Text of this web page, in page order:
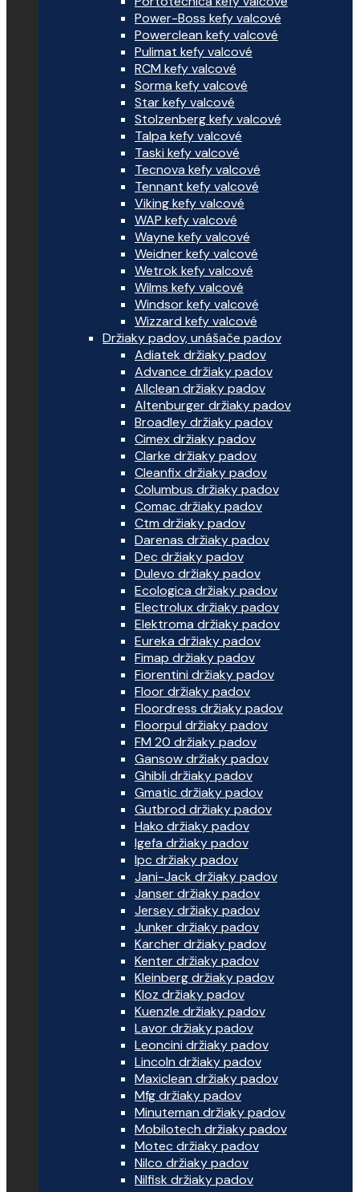
Power-Boss kefy valcové
Powerclean kefy valcové
Pulimat kefy valcové
RCM kefy valcové
Sorma kefy valcové
Star kefy valcové
Stolzenberg kefy valcové
Talpa kefy valcové
Taski kefy valcové
Tecnova kefy valcové
Tennant kefy valcové
Viking kefy valcové
WAP kefy valcové
Wayne kefy valcové
Weidner kefy valcové
Wetrok kefy valcové
Wilms kefy valcové
Windsor kefy valcové
Wizzard kefy valcové
Držiaky padov, unášače padov
Adiatek držiaky padov
Advance držiaky padov
Allclean držiaky padov
Altenburger držiaky padov
Broadley držiaky padov
Cimex držiaky padov
Clarke držiaky padov
Cleanfix držiaky padov
Columbus držiaky padov
Comac držiaky padov
Ctm držiaky padov
Darenas držiaky padov
Dec držiaky padov
Dulevo držiaky padov
Ecologica držiaky padov
Electrolux držiaky padov
Elektroma držiaky padov
Eureka držiaky padov
Fimap držiaky padov
Fiorentini držiaky padov
Floor držiaky padov
Floordress držiaky padov
Floorpul držiaky padov
FM 20 držiaky padov
Gansow držiaky padov
Ghibli držiaky padov
Gmatic držiaky padov
Gutbrod držiaky padov
Hako držiaky padov
Igefa držiaky padov
Ipc držiaky padov
Jani-Jack držiaky padov
Janser držiaky padov
Jersey držiaky padov
Junker držiaky padov
Karcher držiaky padov
Kenter držiaky padov
Kleinberg držiaky padov
Kloz držiaky padov
Kuenzle držiaky padov
Lavor držiaky padov
Leoncini držiaky padov
Lincoln držiaky padov
Maxiclean držiaky padov
Mfg držiaky padov
Minuteman držiaky padov
Mobilotech držiaky padov
Motec držiaky padov
Nilco držiaky padov
Nilfisk držiaky padov